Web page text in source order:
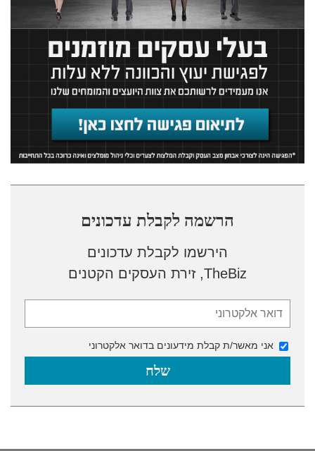
הרשמה לקבלת עדכונים
הירשמו לקבלת עדכונים
TheBiz, זירת העסקים הקטנים
אני מאשר/ת קבלת מידעונים בדואר אלקטרוני